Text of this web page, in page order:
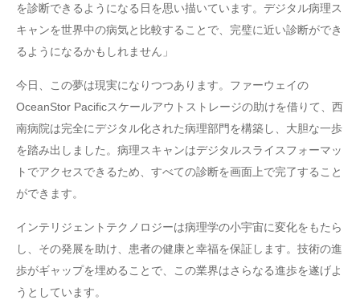
を診断できるようになる日を思い描いています。デジタル病理ス
キャンを世界中の病気と比較することで、完璧に近い診断ができ
るようになるかもしれません」
今日、この夢は現実になりつつあります。ファーウェイの
OceanStor Pacificスケールアウトストレージの助けを借りて、西
南病院は完全にデジタル化された病理部門を構築し、大胆な一歩
を踏み出しました。病理スキャンはデジタルスライスフォーマッ
トでアクセスできるため、すべての診断を画面上で完了すること
ができます。
インテリジェントテクノロジーは病理学の小宇宙に変化をもたら
し、その発展を助け、患者の健康と幸福を保証します。技術の進
歩がギャップを埋めることで、この業界はさらなる進歩を遂げよ
うとしています。